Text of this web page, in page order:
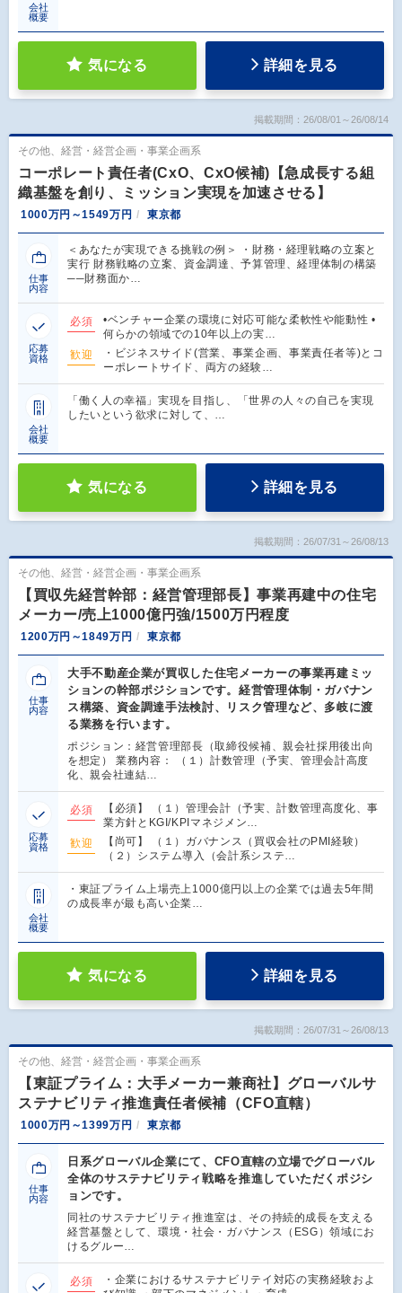
会社
概要
気になる 詳細を見る
掲載期間：26/08/01～26/08/14
その他、経営・経営企画・事業企画系
コーポレート責任者(CxO、CxO候補)【急成長する組
織基盤を創り、ミッション実現を加速させる】
1000万円～1549万円 東京都
仕事
内容
＜あなたが実現できる挑戦の例＞ ・財務・経理戦略の立案と
実行 財務戦略の立案、資金調達、予算管理、経理体制の構築
──財務面か…
応募
資格
必須
•ベンチャー企業の環境に対応可能な柔軟性や能動性 •
何らかの領域での10年以上の実…
歓迎
・ビジネスサイド(営業、事業企画、事業責任者等)とコ
ーポレートサイド、両方の経験…
会社
概要
「働く人の幸福」実現を目指し、「世界の人々の自己を実現
したいという欲求に対して、…
気になる 詳細を見る
掲載期間：26/07/31～26/08/13
その他、経営・経営企画・事業企画系
【買収先経営幹部：経営管理部長】事業再建中の住宅
メーカー/売上1000億円強/1500万円程度
1200万円～1849万円 東京都
仕事
内容
大手不動産企業が買収した住宅メーカーの事業再建ミッ
ションの幹部ポジションです。経営管理体制・ガバナン
ス構築、資金調達手法検討、リスク管理など、多岐に渡
る業務を行います。
ポジション：経営管理部長（取締役候補、親会社採用後出向
を想定） 業務内容： （１）計数管理（予実、管理会計高度
化、親会社連結…
応募
資格
必須
【必須】 （１）管理会計（予実、計数管理高度化、事
業方針とKGI/KPIマネジメン…
歓迎
【尚可】 （１）ガバナンス（買収会社のPMI経験）
（２）システム導入（会計系システ…
会社
概要
・東証プライム上場売上1000億円以上の企業では過去5年間
の成長率が最も高い企業…
気になる 詳細を見る
掲載期間：26/07/31～26/08/13
その他、経営・経営企画・事業企画系
【東証プライム：大手メーカー兼商社】グローバルサ
ステナビリティ推進責任者候補（CFO直轄）
1000万円～1399万円 東京都
仕事
内容
日系グローバル企業にて、CFO直轄の立場でグローバル
全体のサステナビリティ戦略を推進していただくポジシ
ョンです。
同社のサステナビリティ推進室は、その持続的成長を支える
経営基盤として、環境・社会・ガバナンス（ESG）領域にお
けるグルー…
必須
・企業におけるサステナビリテイ対応の実務経験およ